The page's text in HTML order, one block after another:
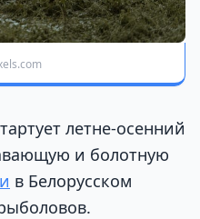
летне-осенний
и болотную
в Белорусском